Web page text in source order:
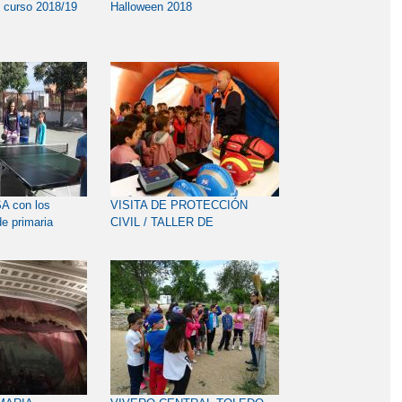
2018/19 Halloween 2018
con los
primaria
VISITA DE PROTECCIÓN
CIVIL / TALLER DE